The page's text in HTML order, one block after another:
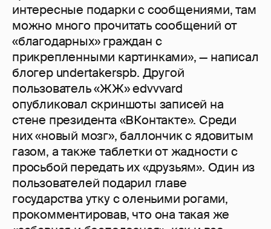
интересные подарки с сообщениями, там
можно много прочитать сообщений от
«благодарных» граждан с
прикрепленными картинками», — написал
блогер undertakerspb. Другой
пользователь «ЖЖ» edvvvard
опубликовал скриншоты записей на
стене президента «ВКонтакте». Среди
них «новый мозг», баллончик с ядовитым
газом, а также таблетки от жадности с
просьбой передать их «друзьям». Один из
пользователей подарил главе
государства утку с оленьими рогами,
прокомментировав, что она такая же